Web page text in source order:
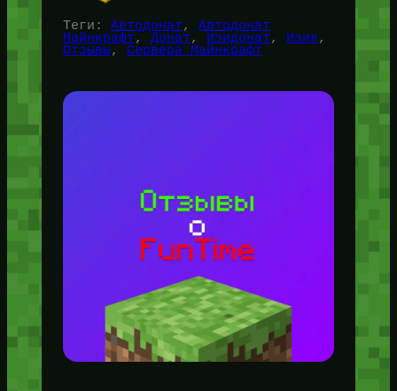
Теги: Автодонат, Автодонат
Майнкрафт, Донат, Изидонат, Изик
Отзывы, Сервера Майнкрафт